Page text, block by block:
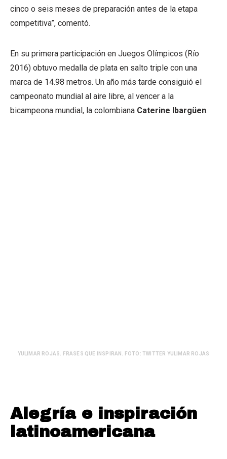
cinco o seis meses de preparación antes de la etapa
competitiva”, comentó.
En su primera participación en Juegos Olímpicos (Río
2016) obtuvo medalla de plata en salto triple con una
marca de 14.98 metros. Un año más tarde consiguió el
campeonato mundial al aire libre, al vencer a la
bicampeona mundial, la colombiana Caterine Ibargüen.
YULIMAR ROJAS. FRASES QUE INSPIRAN. FOTO: TWITTER YULIMAR ROJAS
Alegría e inspiración
latinoamericana